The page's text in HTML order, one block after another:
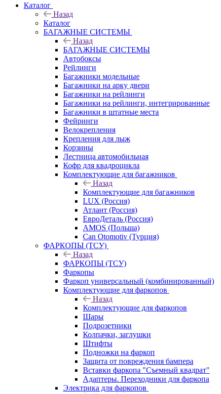
Каталог
Назад
Каталог
БАГАЖНЫЕ СИСТЕМЫ
Назад
БАГАЖНЫЕ СИСТЕМЫ
Автобоксы
Рейлинги
Багажники модельные
Багажники на арку двери
Багажники на рейлинги
Багажники на рейлинги, интегрированные
Багажники в штатные места
Фейринги
Велокрепления
Крепления для лыж
Корзины
Лестница автомобильная
Кофр для квадроцикла
Комплектующие для багажников
Назад
Комплектующие для багажников
LUX (Россия)
Атлант (Россия)
ЕвроДеталь (Россия)
AMOS (Польша)
Can Otomotiv (Турция)
ФАРКОПЫ (ТСУ)
Назад
ФАРКОПЫ (ТСУ)
Фаркопы
Фаркоп универсальный (комбинированный)
Комплектующие для фаркопов
Назад
Комплектующие для фаркопов
Шары
Подрозетники
Колпачки, заглушки
Штифты
Подножки на фаркоп
Защита от повреждения бампера
Вставки фаркопа "Съемный квадрат"
Адаптеры. Переходники для фаркопа
Электрика для фаркопов